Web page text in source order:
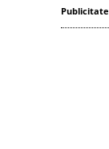
Publicitate